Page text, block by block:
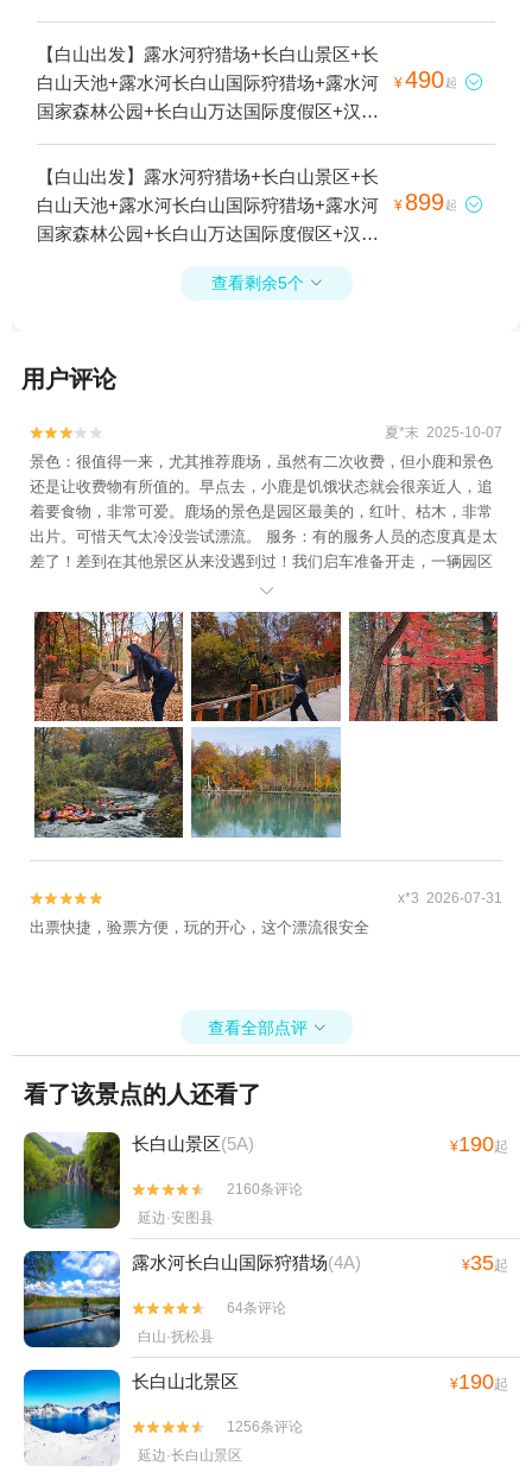
山温泉+长白山西景区+长白山万达水乐园
+讷殷古城+千年崖城风景区+长白山华美胜
地旅游度假区(原鲁能胜地)+长白山溪谷景区
1日游
【白山出发】露水河狩猎场+长白山景区+长
白山天池+露水河长白山国际狩猎场+露水河
国家森林公园+长白山万达国际度假区+汉拿
山温泉+松花江第一漂+天池水第一漂+长白
山西坡景区+长白山万达水乐园+讷殷古城
+长白山天沐温泉+东北越野车雪地摩托车穿
越+千年崖城风景区+长白山华美胜地旅游度
山雾凇漂流风景区+长白山溪谷景区+长白山
¥490起 
【白山出发】露水河狩猎场+长白山景区+长
白山天池+露水河长白山国际狩猎场+露水河
国家森林公园+长白山万达国际度假区+汉拿
山温泉+长白山西景区+长白山万达水乐园
+讷殷古城+千年崖城风景区+长白山华美胜
一漂+长白山西站1日游
¥ 899起 
查看剩余5个 
用户评论

 夏*末 2025-10-07
景色：很值得一来，尤其推荐鹿场，虽然有二次收费，但小鹿和景色
还是让收费物有所值的。早点去，小鹿是饥饿状态就会很亲近人，追
着要食物，非常可爱。鹿场的景色是园区最美的，红叶、枯木，非常
出片。可惜天气太冷没尝试漂流。 服务：有的服务人员的态度真是太
差了！差到在其他景区从来没遇到过！我们启车准备开走，一辆园区
漂流接驳车司机已经看到我们启车了，还故意停到了我们车的后面，
我和司机师傅说：“师傅，我们要开出去了，可以让一下吗？”司机
说：“谁让你们停着的！这就不是停车的地方！”语气非常恶劣，还下了
接驳车，去旁边聊天。我们停车的区域是一块四四方方的停车区域，
有私家车也有接驳车停放，没有任何禁止私家车停车的标识。


 x*3 2026-07-31
出票快捷，验票方便，玩的开心，这个漂流很安全
查看全部点评 
看了该景点的人还看了
长白山景区(5A) ¥190起


2160条评论
延边·安图县
露水河长白山国际狩猎场(4A) ¥35起


64条评论
白山·抚松县
长白山北景区 ¥190起


1256条评论
延边·长白山景区